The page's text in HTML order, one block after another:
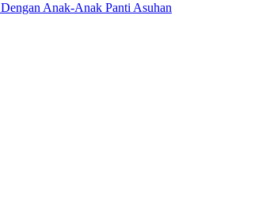
Anak-Anak Panti Asuhan